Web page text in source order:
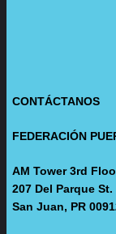
CONTÁCTANOS
FEDERACIÓN
AM Tower 3rd
207 Del Parque St.
San Juan, PR